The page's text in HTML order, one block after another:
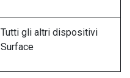
Tutti gli altri dispositivi
Surface